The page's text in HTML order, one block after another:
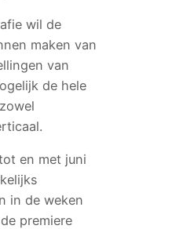
wil de
maken van
van
de hele
en met juni
in de weken
premiere